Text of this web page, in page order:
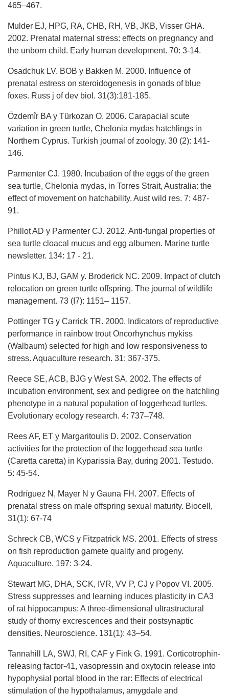
465–467.
Mulder EJ, HPG, RA, CHB, RH, VB, JKB, Visser GHA.
2002. Prenatal maternal stress: effects on pregnancy and
the unborn child. Early human development. 70: 3-14.
Osadchuk LV. BOB y Bakken M. 2000. Influence of
prenatal estress on steroidogenesis in gonads of blue
foxes. Russ j of dev biol. 31(3):181-185.
Özdemîr BA y Türkozan O. 2006. Carapacial scute
variation in green turtle, Chelonia mydas hatchlings in
Northern Cyprus. Turkish journal of zoology. 30 (2): 141-
146.
Parmenter CJ. 1980. Incubation of the eggs of the green
sea turtle, Chelonia mydas, in Torres Strait, Australia: the
effect of movement on hatchability. Aust wild res. 7: 487-
91.
Phillot AD y Parmenter CJ. 2012. Anti-fungal properties of
sea turtle cloacal mucus and egg albumen. Marine turtle
newsletter. 134: 17 - 21.
Pintus KJ, BJ, GAM y. Broderick NC. 2009. Impact of clutch
relocation on green turtle offspring. The journal of wildlife
management. 73 (I7): 1151– 1157.
Pottinger TG y Carrick TR. 2000. Indicators of reproductive
performance in rainbow trout Oncorhynchus mykiss
(Walbaum) selected for high and low responsiveness to
stress. Aquaculture research. 31: 367-375.
Reece SE, ACB, BJG y West SA. 2002. The effects of
incubation environment, sex and pedigree on the hatchling
phenotype in a natural population of loggerhead turtles.
Evolutionary ecology research. 4: 737–748.
Rees AF, ET y Margaritoulis D. 2002. Conservation
activities for the protection of the loggerhead sea turtle
(Caretta caretta) in Kyparissia Bay, during 2001. Testudo.
5: 45-54.
Rodríguez N, Mayer N y Gauna FH. 2007. Effects of
prenatal stress on male offspring sexual maturity. Biocell,
31(1): 67-74
Schreck CB, WCS y Fitzpatrick MS. 2001. Effects of stress
on fish reproduction gamete quality and progeny.
Aquaculture. 197: 3-24.
Stewart MG, DHA, SCK, IVR, VV P, CJ y Popov VI. 2005.
Stress suppresses and learning induces plasticity in CA3
of rat hippocampus: A three-dimensional ultrastructural
study of thorny excrescences and their postsynaptic
densities. Neuroscience. 131(1): 43–54.
Tannahill LA, SWJ, RI, CAF y Fink G. 1991. Corticotrophin-
releasing factor-41, vasopressin and oxytocin release into
hypophysial portal blood in the rar: Effects of electrical
stimulation of the hypothalamus, amygdale and